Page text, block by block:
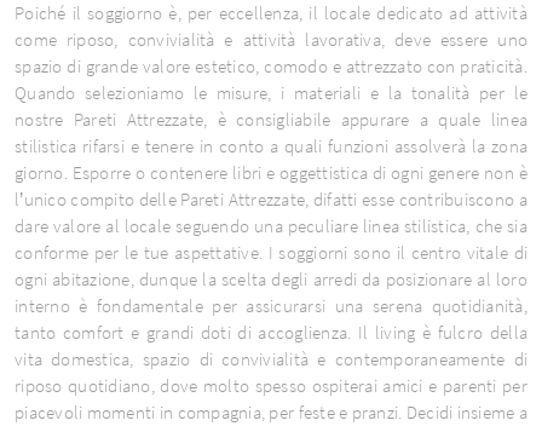
Poiché il soggiorno è, per eccellenza, il locale dedicato ad attività
come riposo, convivialità e attività lavorativa, deve essere uno
spazio di grande valore estetico, comodo e attrezzato con praticità.
Quando selezioniamo le misure, i materiali e la tonalità per le
nostre Pareti Attrezzate, è consigliabile appurare a quale linea
stilistica rifarsi e tenere in conto a quali funzioni assolverà la zona
giorno. Esporre o contenere libri e oggettistica di ogni genere non è
l’unico compito delle Pareti Attrezzate, difatti esse contribuiscono a
dare valore al locale seguendo una peculiare linea stilistica, che sia
conforme per le tue aspettative. I soggiorni sono il centro vitale di
ogni abitazione, dunque la scelta degli arredi da posizionare al loro
interno è fondamentale per assicurarsi una serena quotidianità,
tanto comfort e grandi doti di accoglienza. Il living è fulcro della
vita domestica, spazio di convivialità e contemporaneamente di
riposo quotidiano, dove molto spesso ospiterai amici e parenti per
piacevoli momenti in compagnia, per feste e pranzi. Decidi insieme a